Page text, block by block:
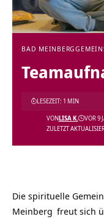
BAD MEINBERG
ZULETZT
VONLISA K. VOR 9
LESEZEIT: 1 MIN
Die spirituelle
Meinberg freut sich